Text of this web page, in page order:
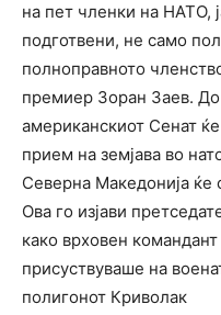
на пет членки на НАТО,
подготвени, не само
полноправното
премиер Зоран Заев. До
американскиот Сенат
прием на земјава во
Северна Македонија ќе
Ова го изјави
како врховен
присуствуваше на
полигонот Криволак